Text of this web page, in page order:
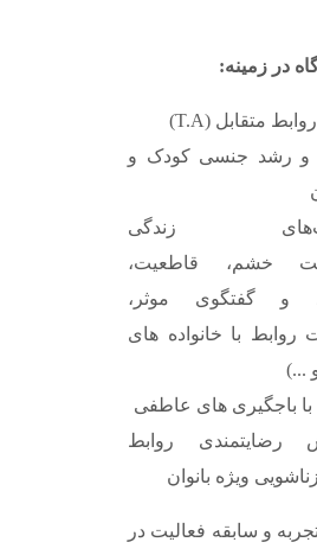
در زمینه:
متقابل (T.A)
و رشد جنسی کودک و
زندگی
خشم، قاطعیت،
و گفتگوی موثر،
روابط با خانواده های
...)
با باجگیری های عاطفی
رضایتمندی روابط
ویژه بانوان
و سابقه فعالیت در